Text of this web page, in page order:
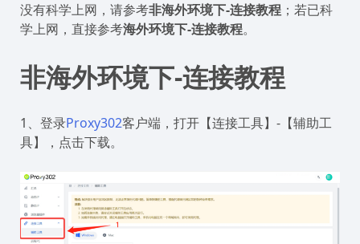
没有科学上网，请参考非海外环境下-连接教程 ；若已科
学上网，直接参考海外环境下-连接教程。
非海外环境下-连接教程
1、登录Proxy302客户端，打开【连接工具】-【辅助工
具】，点击下载。